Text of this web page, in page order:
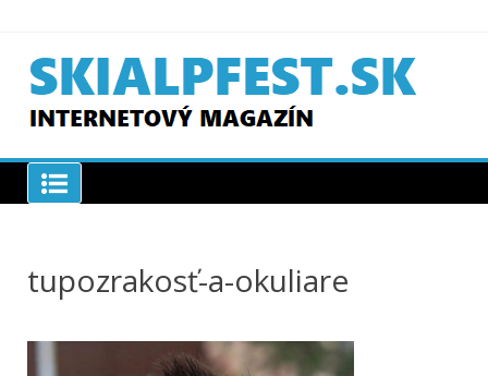
content
SKIAPLFEST.SK
tupozrakosť-a-okuliare